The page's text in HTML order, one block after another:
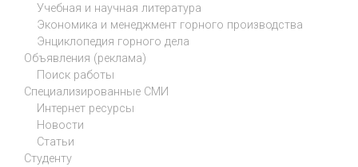
Учебная и научная литература
Экономика и менеджмент горного производства
Энциклопедия горного дела
Объявления (реклама)
Поиск работы
Специализированные СМИ
Интернет ресурсы
Новости
Статьи
Студенту